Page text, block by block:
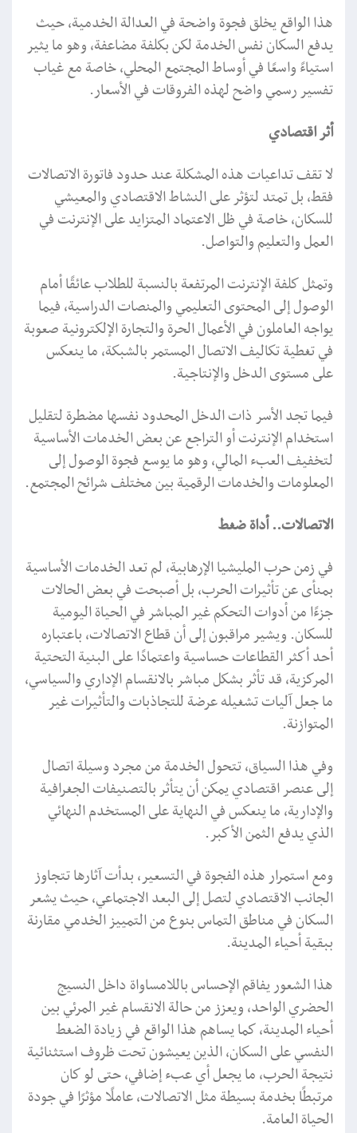
هذا الواقع يخلق فجوة واضحة في العدالة الخدمية، حيث
يدفع السكان نفس الخدمة لكن بكلفة مضاعفة، وهو ما يثير
استياءً واسعًا في أوساط المجتمع المحلي، خاصة مع غياب
تفسير رسمي واضح لهذه الفروقات في الأسعار.
أثر اقتصادي
لا تقف تداعيات هذه المشكلة عند حدود فاتورة الاتصالات
فقط، بل تمتد لتؤثر على النشاط الاقتصادي والمعيشي
للسكان، خاصة في ظل الاعتماد المتزايد على الإنترنت في
العمل والتعليم والتواصل.
وتمثل كلفة الإنترنت المرتفعة بالنسبة للطلاب عائقًا أمام
الوصول إلى المحتوى التعليمي والمنصات الدراسية، فيما
يواجه العاملون في الأعمال الحرة والتجارة الإلكترونية صعوبة
في تغطية تكاليف الاتصال المستمر بالشبكة، ما ينعكس
على مستوى الدخل والإنتاجية.
فيما تجد الأسر ذات الدخل المحدود نفسها مضطرة لتقليل
استخدام الإنترنت أو التراجع عن بعض الخدمات الأساسية
لتخفيف العبء المالي، وهو ما يوسع فجوة الوصول إلى
المعلومات والخدمات الرقمية بين مختلف شرائح المجتمع.
الاتصالات.. أداة ضغط
في زمن حرب المليشيا الإرهابية، لم تعد الخدمات الأساسية
بمنأى عن تأثيرات الحرب، بل أصبحت في بعض الحالات
جزءًا من أدوات التحكم غير المباشر في الحياة اليومية
للسكان. ويشير مراقبون إلى أن قطاع الاتصالات، باعتباره
أحد أكثر القطاعات حساسية واعتمادًا على البنية التحتية
المركزية، قد تأثر بشكل مباشر بالانقسام الإداري والسياسي،
ما جعل آليات تشغيله عرضة للتجاذبات والتأثيرات غير
المتوازنة.
وفي هذا السياق، تتحول الخدمة من مجرد وسيلة اتصال
إلى عنصر اقتصادي يمكن أن يتأثر بالتصنيفات الجغرافية
والإدارية، ما ينعكس في النهاية على المستخدم النهائي
الذي يدفع الثمن الأكبر.
ومع استمرار هذه الفجوة في التسعير، بدأت آثارها تتجاوز
الجانب الاقتصادي لتصل إلى البعد الاجتماعي، حيث يشعر
السكان في مناطق التماس بنوع من التمييز الخدمي مقارنة
ببقية أحياء المدينة.
هذا الشعور يفاقم الإحساس باللامساواة داخل النسيج
الحضري الواحد، ويعزز من حالة الانقسام غير المرئي بين
أحياء المدينة، كما يساهم هذا الواقع في زيادة الضغط
النفسي على السكان، الذين يعيشون تحت ظروف استثنائية
نتيجة الحرب، ما يجعل أي عبء إضافي، حتى لو كان
مرتبطًا بخدمة بسيطة مثل الاتصالات، عاملًا مؤثرًا في جودة
الحياة العامة.